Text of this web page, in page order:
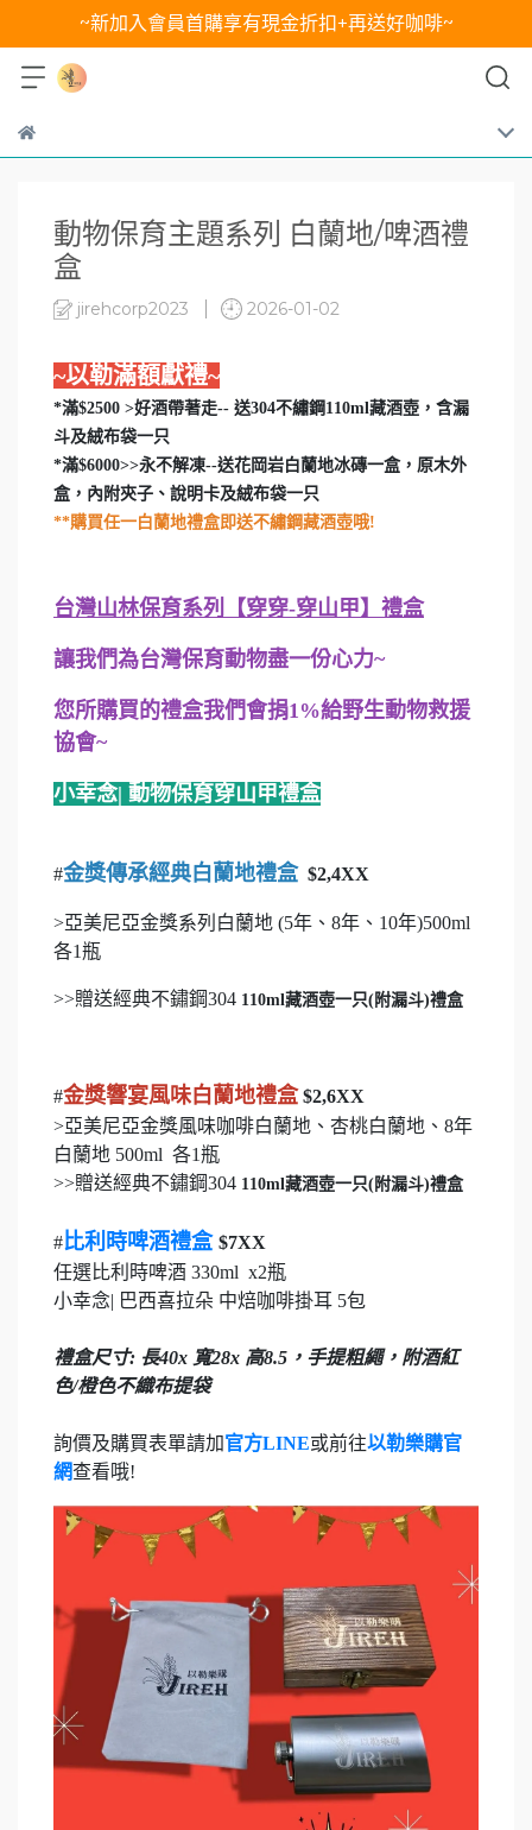
~新加入會員首購享有現金折扣+再送好咖啡~
動物保育主題系列 白蘭地/啤酒禮
盒
jirehcorp2023 2026-01-02
~以勒滿額獻禮~
*滿$2500 >好酒帶著走-- 送304不繡鋼110ml藏酒壺，含漏
斗及絨布袋一只
*滿$6000>>永不解凍--送花岡岩白蘭地冰磚一盒，原木外
盒，內附㚒子、說明卡及絨布袋一只
**購買任一白蘭地禮盒即送不繡鋼藏酒壺哦!
台灣山林保育系列【穿穿-穿山甲】禮盒
讓我們為台灣保育動物盡一份心力~
您所購買的禮盒我們會捐1%給野生動物救援
協會~
小幸念| 動物保育穿山甲禮盒
#金獎傳承經典白蘭地禮盒 $2,4XX
>亞美尼亞金獎系列白蘭地 (5年、8年、10年)500ml
各1瓶
>>贈送經典不鏽鋼304 110ml藏酒壺一只(附漏斗)禮盒
#金獎響宴風味白蘭地禮盒$2,6XX
>亞美尼亞金獎風味咖啡白蘭地、杏桃白蘭地、8年
白蘭地 500ml 各1瓶
>>贈送經典不鏽鋼304 110ml藏酒壺一只(附漏斗)禮盒
#比利時啤酒禮盒 $7XX
任選比利時啤酒 330ml x2瓶
小幸念| 巴西喜拉朵 中焙咖啡掛耳 5包
禮盒尺寸: 長40x 寬28x 高8.5，手提粗繩，附酒紅
色/橙色不織布提袋
詢價及購買表單請加官方LINE或前往以勒樂購官
網查看哦!